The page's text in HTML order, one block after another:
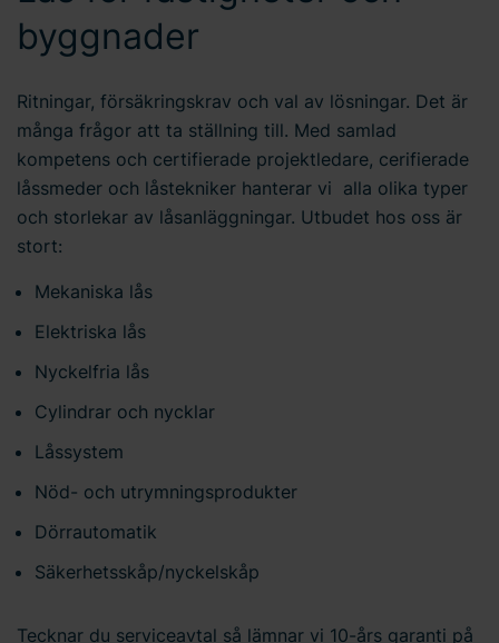
behandlar personuppgifter och hur du kan kontakta oss.
Ange ditt samtyckes-ID och datum för när du kontaktade
oss gällande ditt samtycke.
byggnader
Ritningar, försäkringskrav och val av lösningar. Det är
många frågor att ta ställning till. Med samlad
kompetens och certifierade projektledare, cerifierade
låssmeder och låstekniker hanterar vi alla olika typer
och storlekar av låsanläggningar. Utbudet hos oss är
stort:
Mekaniska lås
Elektriska lås
Nyckelfria lås
Cylindrar och nycklar
Låssystem
Nöd- och utrymningsprodukter
Dörrautomatik
Säkerhetsskåp/nyckelskåp
Tecknar du serviceavtal så lämnar vi 10-års garanti på